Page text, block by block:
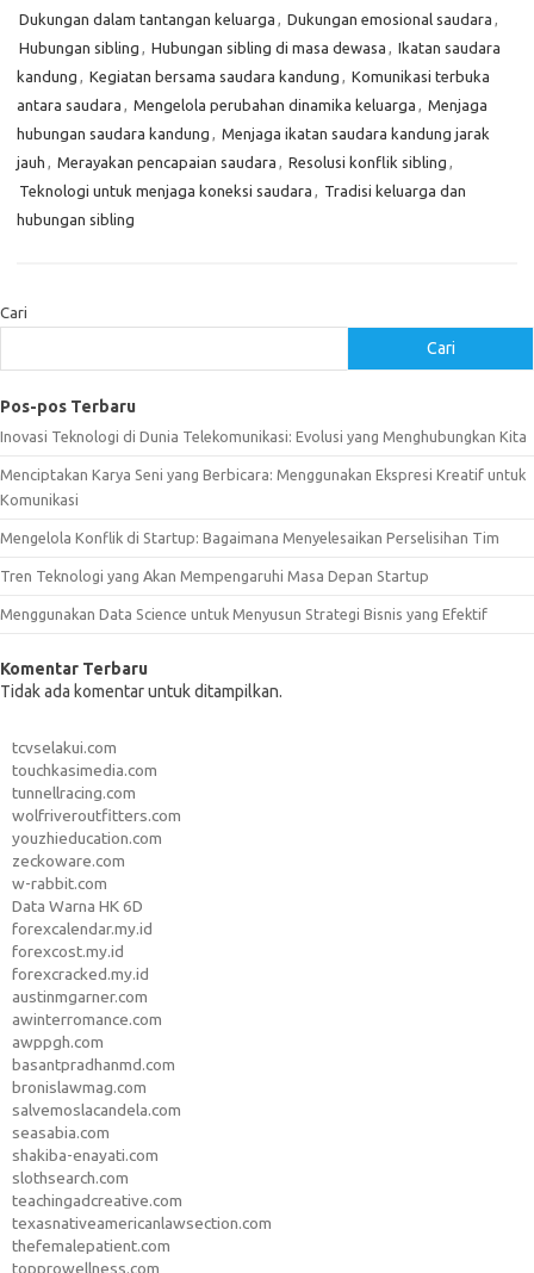
Dukungan dalam tantangan keluarga , Dukungan emosional saudara ,
Hubungan sibling , Hubungan sibling di masa dewasa , Ikatan saudara
kandung , Kegiatan bersama saudara kandung , Komunikasi terbuka
antara saudara , Mengelola perubahan dinamika keluarga , Menjaga
hubungan saudara kandung , Menjaga ikatan saudara kandung jarak
jauh , Merayakan pencapaian saudara , Resolusi konflik sibling ,
Teknologi untuk menjaga koneksi saudara , Tradisi keluarga dan
hubungan sibling
Cari
Cari
Pos-pos Terbaru
Inovasi Teknologi di Dunia Telekomunikasi: Evolusi yang Menghubungkan Kita
Menciptakan Karya Seni yang Berbicara: Menggunakan Ekspresi Kreatif untuk
Komunikasi
Mengelola Konflik di Startup: Bagaimana Menyelesaikan Perselisihan Tim
Tren Teknologi yang Akan Mempengaruhi Masa Depan Startup
Menggunakan Data Science untuk Menyusun Strategi Bisnis yang Efektif
Komentar Terbaru
Tidak ada komentar untuk ditampilkan.
tcvselakui.com
touchkasimedia.com
tunnellracing.com
wolfriveroutfitters.com
youzhieducation.com
zeckoware.com
w-rabbit.com
Data Warna HK 6D
forexcalendar.my.id
forexcost.my.id
forexcracked.my.id
austinmgarner.com
awinterromance.com
awppgh.com
basantpradhanmd.com
bronislawmag.com
salvemoslacandela.com
seasabia.com
shakiba-enayati.com
slothsearch.com
teachingadcreative.com
texasnativeamericanlawsection.com
thefemalepatient.com
topprowellness.com